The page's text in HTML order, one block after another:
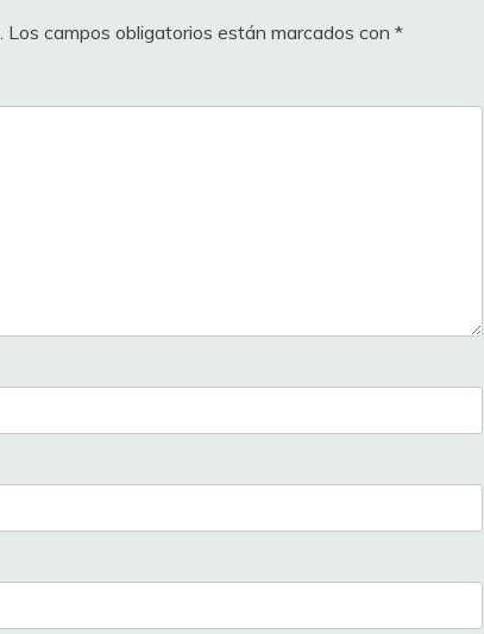
Los campos obligatorios están marcados con *